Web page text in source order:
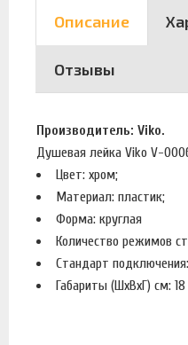
Описание
Отзывы
Производитель: Viko.
Душевая лейка Viko V-
Цвет: хром;
Материал: пластик;
Форма: круглая
Количество режимов
Стандарт
Габариты (ШхВхГ) см: